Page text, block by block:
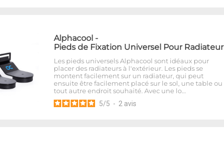
Alphacool -
Pieds de Fixation Universel Pour Radiateur
Les pieds universels Alphacool sont idéaux pour
placer des radiateurs à l'extérieur. Les pieds se
montent facilement sur un radiateur, qui peut
ensuite être facilement placé sur le sol, une table ou
tout autre endroit souhaité. Avec une lo…
5/5 - 2 avis